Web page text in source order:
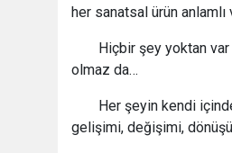
her sanatsal ürün
Hiçbir şey yoktan var
olmaz da…
Her şeyin kendi
gelişimi, değişimi,